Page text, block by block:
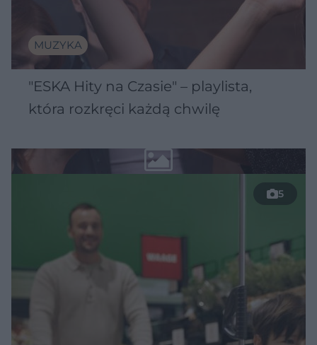
MUZYKA
"ESKA Hity na Czasie" – playlista,
która rozkręci każdą chwilę
5